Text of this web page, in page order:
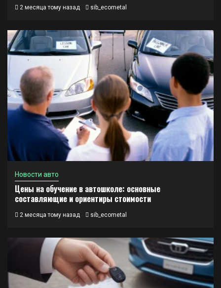
2 месяца тому назад sib_ecometal
Новости авто
Цены на обучение в автошколе: основные
составляющие и ориентиры стоимости
2 месяца тому назад sib_ecometal